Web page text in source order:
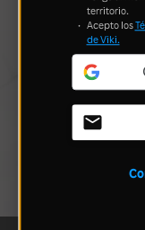
territorio.
Acepto los
de Viki.